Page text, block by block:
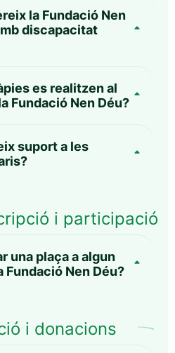
la Fundació Nen
discapacitat
es realitzen al
Fundació Nen Déu?
suport a les
i participació
una plaça a algun
Nen Déu?
i donacions